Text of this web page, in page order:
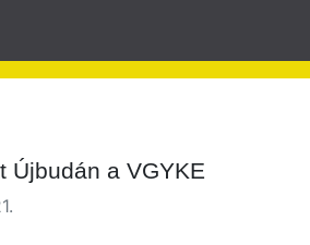
Újbudán a VGYKE